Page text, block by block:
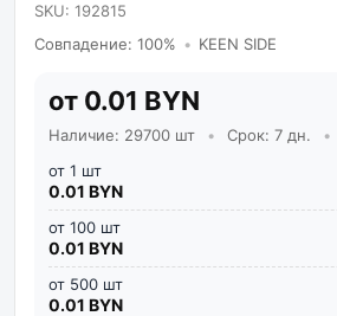
SKU: 192815
Совпадение: 100% • KEEN SIDE
от 0.01 BYN
Наличие: 29700 шт • Срок: 7 дн. •
от 1 шт
0.01 BYN
от 100 шт
0.01 BYN
от 500 шт
0.01 BYN